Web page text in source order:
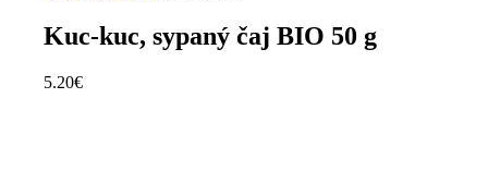
Kuc-kuc, sypaný čaj BIO 50 g
5.20€